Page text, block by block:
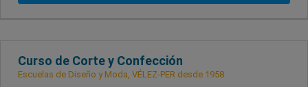
Curso de Corte y Confección
Escuelas de Diseño y Moda, VÉLEZ-PER desde 1958